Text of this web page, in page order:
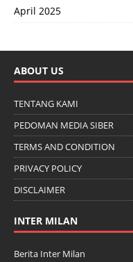
April 2025
ABOUT US
TENTANG KAMI
PEDOMAN MEDIA SIBER
TERMS AND CONDITION
PRIVACY POLICY
DISCLAIMER
INTER MILAN
Berita Inter Milan